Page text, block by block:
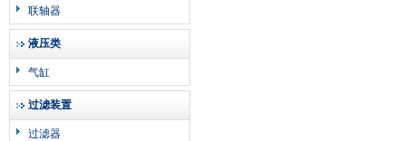
联轴器
液压类
气缸
过滤装置
过滤器